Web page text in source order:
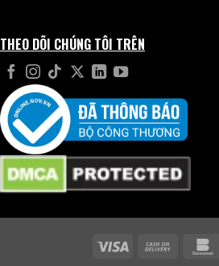
THEO DÕI CHÚNG TÔI TRÊN
Visa
Cash